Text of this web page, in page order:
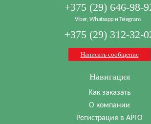
+375 (29) 646-98-
Viber, Whatsapp и Telegram
+375 (29) 312-32-
Написать сообщение
Навигация
Как заказать
О компании
Регистрация в АРГО